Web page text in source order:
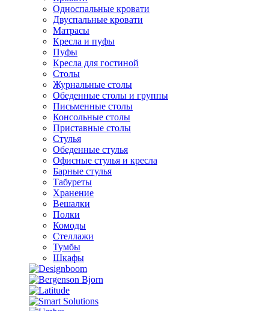
Односпальные кровати
Двуспальные кровати
Матрасы
Кресла и пуфы
Пуфы
Кресла для гостиной
Столы
Журнальные столы
Обеденные столы и группы
Письменные столы
Консольные столы
Приставные столы
Стулья
Обеденные стулья
Офисные стулья и кресла
Барные стулья
Табуреты
Хранение
Вешалки
Полки
Комоды
Стеллажи
Тумбы
Шкафы